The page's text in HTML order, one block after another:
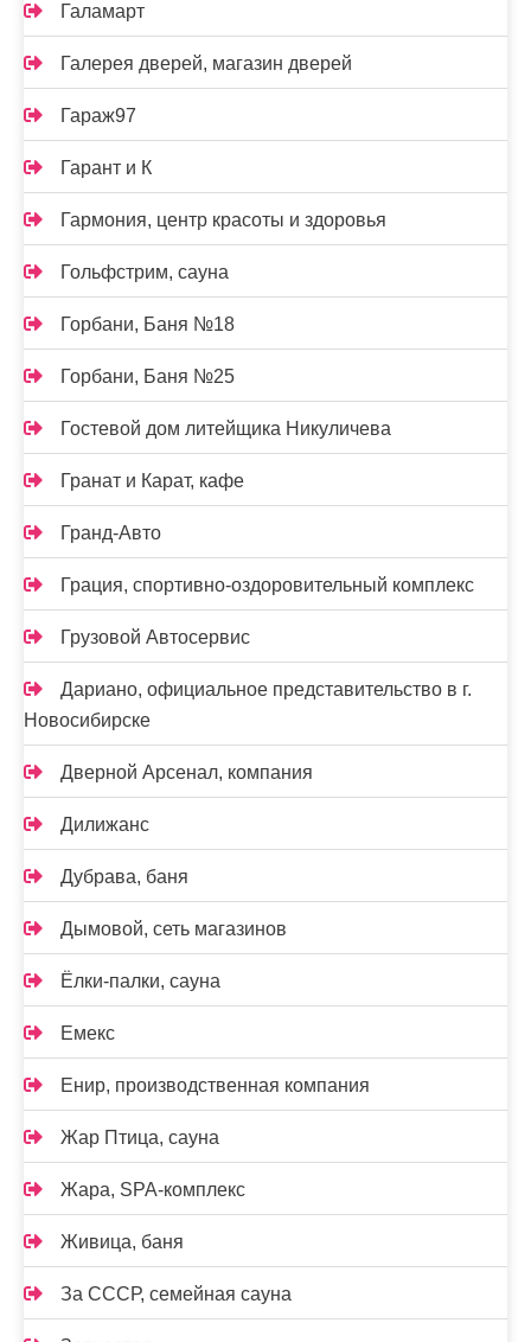
Галамарт
Галерея дверей, магазин дверей
Гараж97
Гарант и К
Гармония, центр красоты и здоровья
Гольфстрим, сауна
Горбани, Баня №18
Горбани, Баня №25
Гостевой дом литейщика Никуличева
Гранат и Карат, кафе
Гранд-Авто
Грация, спортивно-оздоровительный комплекс
Грузовой Автосервис
Дариано, официальное представительство в г.
Новосибирске
Дверной Арсенал, компания
Дилижанс
Дубрава, баня
Дымовой, сеть магазинов
Ёлки-палки, сауна
Емекс
Енир, производственная компания
Жар Птица, сауна
Жара, SPA-комплекс
Живица, баня
За СССР, семейная сауна